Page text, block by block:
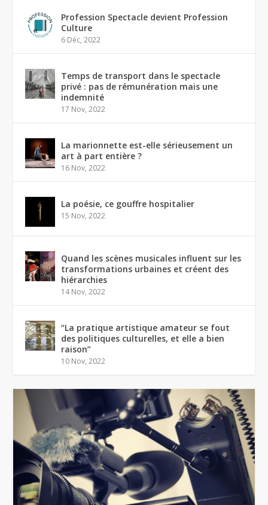
Profession Spectacle devient Profession
Culture
6 Déc, 2022
Temps de transport dans le spectacle
privé : pas de rémunération mais une
indemnité
17 Nov, 2022
La marionnette est-elle sérieusement un
art à part entière ?
16 Nov, 2022
La poésie, ce gouffre hospitalier
15 Nov, 2022
Quand les scènes musicales influent sur les
transformations urbaines et créent des
hiérarchies
14 Nov, 2022
“La pratique artistique amateur se fout
des politiques culturelles, et elle a bien
raison”
10 Nov, 2022